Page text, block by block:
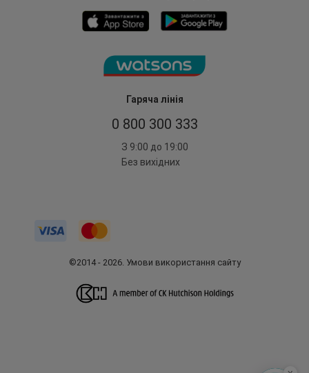
Гаряча лінія
0 800 300 333
З 9:00 до 19:00
Без вихідних
©2014 - 2026. Умови використання сайту